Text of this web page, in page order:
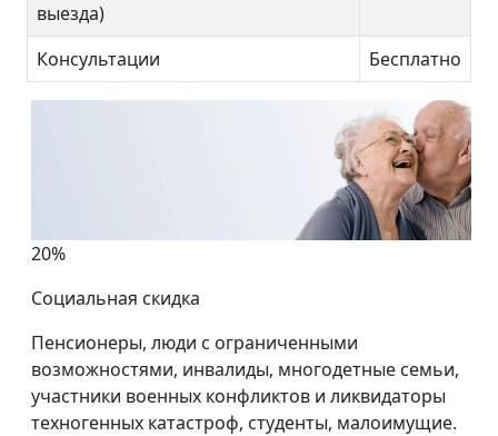
выезда)
Консультации Бесплатно
20%
Социальная скидка
Пенсионеры, люди с ограниченными
возможностями, инвалиды, многодетные семьи,
участники военных конфликтов и ликвидаторы
техногенных катастроф, студенты, малоимущие.